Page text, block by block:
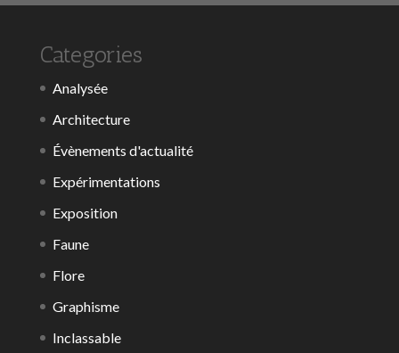
Categories
Analysée
Architecture
Évènements d'actualité
Expérimentations
Exposition
Faune
Flore
Graphisme
Inclassable